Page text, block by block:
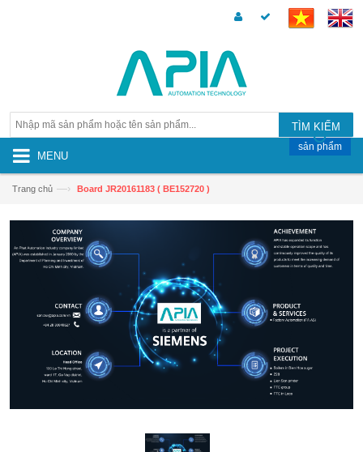
TÌM KIẾM
MENU
sản phẩm
Trang chủ —› Board JR20161183 ( BE152720 )